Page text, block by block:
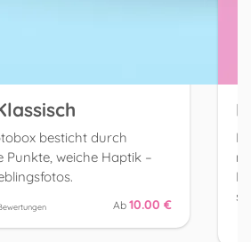
besticht durch
Punkte, weiche Haptik –
Ab 10.00 €